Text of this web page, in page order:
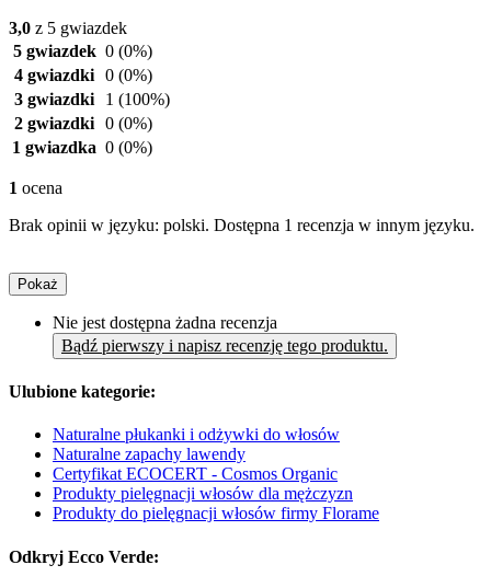
3,0 z 5 gwiazdek
5 gwiazdek 0 (0%)
4 gwiazdki 0 (0%)
3 gwiazdki
1 (100%)
2 gwiazdki 0 (0%)
1 gwiazdka 0 (0%)
1 ocena
Brak opinii w języku: polski. Dostępna 1 recenzja w innym języku.
Pokaż
Nie jest dostępna żadna recenzja
Bądź pierwszy i napisz recenzję tego produktu.
Ulubione kategorie:
Naturalne płukanki i odżywki do włosów
Naturalne zapachy lawendy
Certyfikat ECOCERT - Cosmos Organic
Produkty pielęgnacji włosów dla mężczyzn
Produkty do pielęgnacji włosów firmy Florame
Odkryj Ecco Verde: